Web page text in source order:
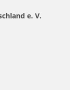
e. V.